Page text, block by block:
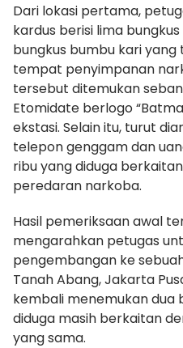
Dari lokasi pertama,
kardus berisi lima
bungkus bumbu kari
tempat penyimpanan
tersebut ditemukan
Etomidate berlogo
ekstasi. Selain itu, turut
telepon genggam dan
ribu yang diduga
peredaran narkoba.
Hasil pemeriksaan awal
mengarahkan petugas
pengembangan ke
Tanah Abang, Jakarta
kembali menemukan dua
diduga masih berkaitan
yang sama.